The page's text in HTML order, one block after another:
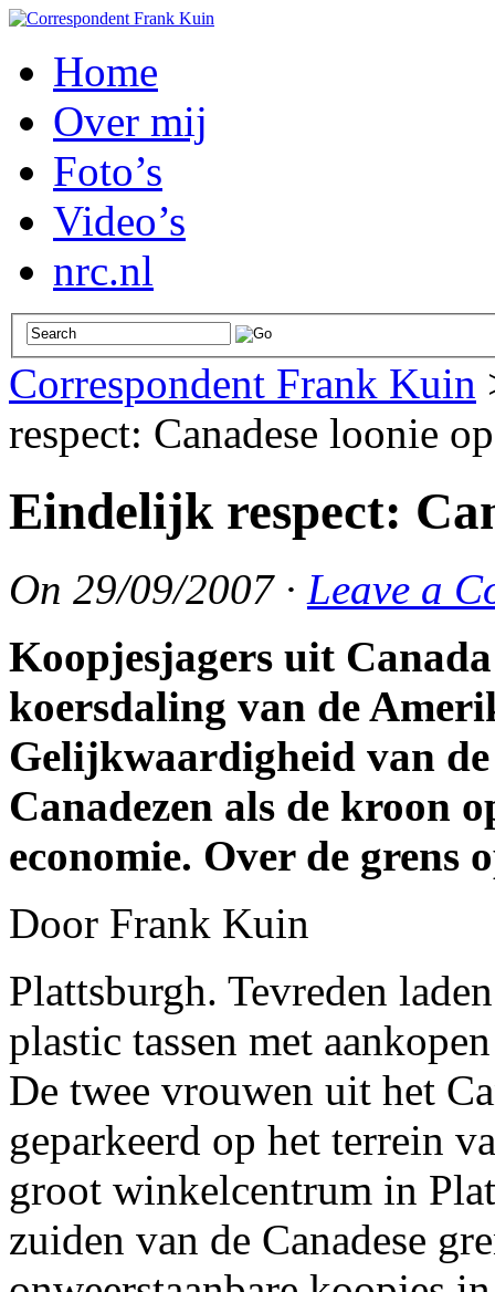
Home
Over mij
Foto’s
Video’s
nrc.nl
Correspondent Frank Kuin
respect: Canadese loonie
Eindelijk respect:
On 29/09/2007· Leave a
Koopjesjagers uit
koersdaling van de
Gelijkwaardigheid van
Canadezen als de kroon
economie. Over de grens
Door Frank Kuin
Plattsburgh. Tevreden
plastic tassen met
De twee vrouwen uit het
geparkeerd op het terrein
groot winkelcentrum in
zuiden van de Canadese